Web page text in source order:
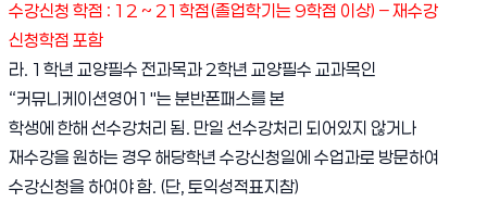
수강신청 학점 : 12 ~ 21학점(졸업학기는 9학점 이상) – 재수강
신청학점 포함
라. 1학년 교양필수 전과목과 2학년 교양필수 교과목인
“커뮤니케이션영어1″는 분반폰패스를 본
학생에 한해 선수강처리 됨. 만일 선수강처리 되어있지 않거나
재수강을 원하는 경우 해당학년 수강신청일에 수업과로 방문하여
수강신청을 하여야 함. (단, 토익성적표지참)